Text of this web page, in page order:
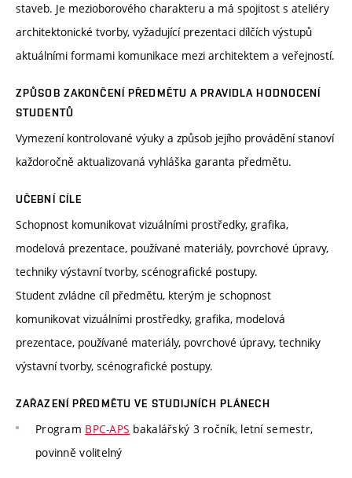
staveb. Je mezioborového charakteru a má spojitost s ateliéry
architektonické tvorby, vyžadující prezentaci dílčích výstupů
aktuálními formami komunikace mezi architektem a veřejností.
ZPŮSOB ZAKONČENÍ PŘEDMĚTU A PRAVIDLA HODNOCENÍ
STUDENTŮ
Vymezení kontrolované výuky a způsob jejího provádění stanoví
každoročně aktualizovaná vyhláška garanta předmětu.
UČEBNÍ CÍLE
Schopnost komunikovat vizuálními prostředky, grafika,
modelová prezentace, používané materiály, povrchové úpravy,
techniky výstavní tvorby, scénografické postupy.
Student zvládne cíl předmětu, kterým je schopnost
komunikovat vizuálními prostředky, grafika, modelová
prezentace, používané materiály, povrchové úpravy, techniky
výstavní tvorby, scénografické postupy.
ZAŘAZENÍ PŘEDMĚTU VE STUDIJNÍCH PLÁNECH
Program BPC-APS bakalářský 3 ročník, letní semestr,
povinně volitelný